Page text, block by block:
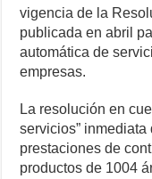
vigencia de la
publicada en abril
automática de
empresas.
La resolución en
servicios”
prestaciones de
productos de 1004